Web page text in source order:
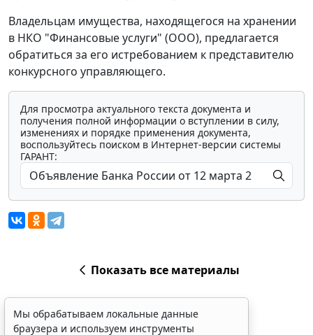
Владельцам имущества, находящегося на хранении
в НКО "Финансовые услуги" (ООО), предлагается
обратиться за его истребованием к представителю
конкурсного управляющего.
Для просмотра актуального текста документа и
получения полной информации о вступлении в силу,
изменениях и порядке применения документа,
воспользуйтесь поиском в Интернет-версии системы
ГАРАНТ:
Показать все материалы
Мы обрабатываем локальные данные
браузера и используем инструменты
исследований и обзоров. Вы можете
настройках браузера. Пожалуйста,
ознакомьтесь с условиями их обработки